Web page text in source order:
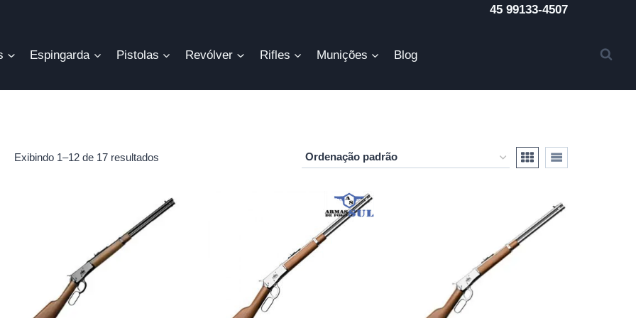
45 99133-4507
Espingarda Pistolas Revólver Rifles Munições Blog
Exibindo 1–12 de 17 resultados